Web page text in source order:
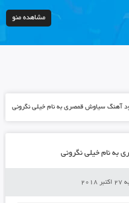
مشاهده منو
آهنگ سیاوش قمصری به نام خیلی نگرونی
به نام خیلی نگرونی
2018